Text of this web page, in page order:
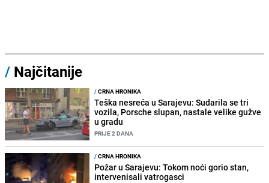
/ Najčitanije
/CRNA HRONIKA
Teška nesreća u Sarajevu: Sudarila se tri
vozila, Porsche slupan, nastale velike gužve
u gradu
PRIJE 2 DANA
/CRNA HRONIKA
Požar u Sarajevu: Tokom noći gorio stan,
intervenisali vatrogasci